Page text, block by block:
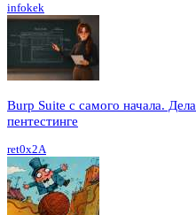
infokek
Burp Suite с самого начала.
пентестинге
ret0x2A